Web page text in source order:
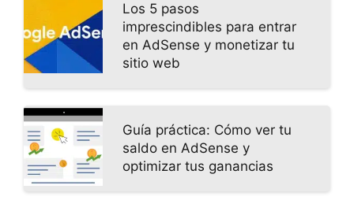
Los 5 pasos
imprescindibles para entrar
en AdSense y monetizar tu
sitio web
Guía práctica: Cómo ver tu
saldo en AdSense y
optimizar tus ganancias